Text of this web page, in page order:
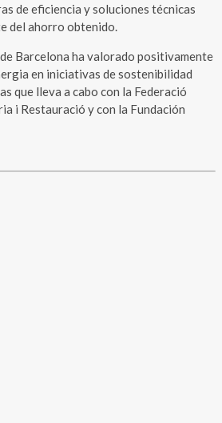
de eficiencia y soluciones técnicas
del ahorro obtenido.
Barcelona ha valorado positivamente
en iniciativas de sostenibilidad
que lleva a cabo con la Federació
i Restauració y con la Fundación